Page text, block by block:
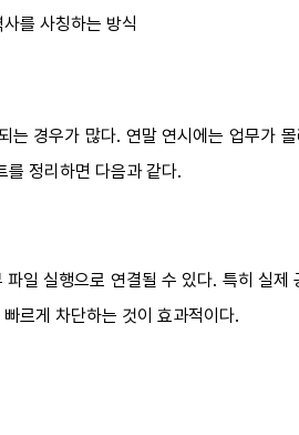
를 사칭하는 방식
는 경우가 많다. 연말 연시에는 업무가
를 정리하면 다음과 같다.
일 실행으로 연결될 수 있다. 특히 실
르게 차단하는 것이 효과적이다.